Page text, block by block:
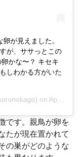
が見えました。
が、ササっとこの
かな〜？ キセキ
しわかる方がいた
on Apr 15, 2018 at 2:38pm PDT
です。親鳥が卵を
たが現在置かれて
の巣がどのような